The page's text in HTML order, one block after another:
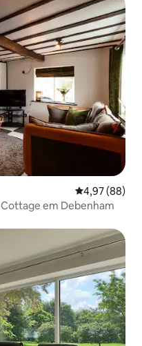
hóspedes
4,97 de uma
4,97 (88)
em Debenham
hóspedes